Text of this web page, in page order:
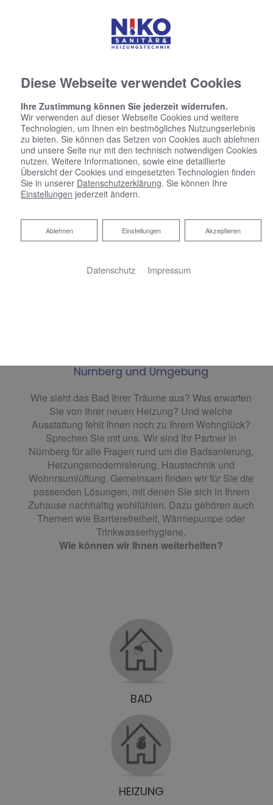
Nürnberg und Umgebung
Wie sieht das Bad Ihrer Träume aus? Was erwarten
Sie von Ihrer neuen Heizung? Und welche
Ausstattung fehlt Ihnen noch zu Ihrem Wohnglück?
Sprechen Sie mit uns. Wir sind Ihr Partner in
Nürnberg für alle Fragen rund um die Badsanierung,
Heizungsmodernisierung, Haustechnik und
Wohnraumlüftung. Gemeinsam finden wir für Sie die
passenden Lösungen, mit denen Sie sich in Ihrem
Zuhause nachhaltig wohlfühlen. Dazu gehören auch
Themen wie Barrierefreiheit, Wärmepumpe oder
Trinkwasserhygiene.
Wie können wir Ihnen weiterhelfen?
BAD
HEIZUNG
Diese Webseite verwendet Cookies
Ihre Zustimmung können Sie jederzeit widerrufen.
Wir verwenden auf dieser Webseite Cookies und weitere
Technologien, um Ihnen ein bestmögliches Nutzungserlebnis
zu bieten. Sie können das Setzen von Cookies auch ablehnen
und unsere Seite nur mit den technisch notwendigen Cookies
nutzen. Weitere Informationen, sowie eine detaillierte
Übersicht der Cookies und eingesetzten Technologien finden
Sie in unserer Datenschutzerklärung. Sie können Ihre
Einstellungen jederzeit ändern.
Akzeptieren
Einstellungen
Ablehnen
Ablehnen
Datenschutz Impressum